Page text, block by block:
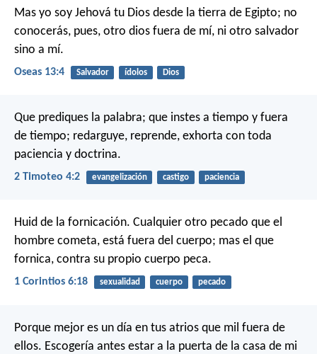
Mas yo soy Jehová tu Dios desde la tierra de Egipto; no
conocerás, pues, otro dios fuera de mí, ni otro salvador
sino a mí.
Oseas 13:4 Salvador ídolos Dios
Que prediques la palabra; que instes a tiempo y fuera
de tiempo; redarguye, reprende, exhorta con toda
paciencia y doctrina.
2 Timoteo 4:2 evangelización castigo paciencia
Huid de la fornicación. Cualquier otro pecado que el
hombre cometa, está fuera del cuerpo; mas el que
fornica, contra su propio cuerpo peca.
1 Corintios 6:18 sexualidad cuerpo pecado
Porque mejor es un día en tus atrios que mil fuera de
ellos. Escogería antes estar a la puerta de la casa de mi